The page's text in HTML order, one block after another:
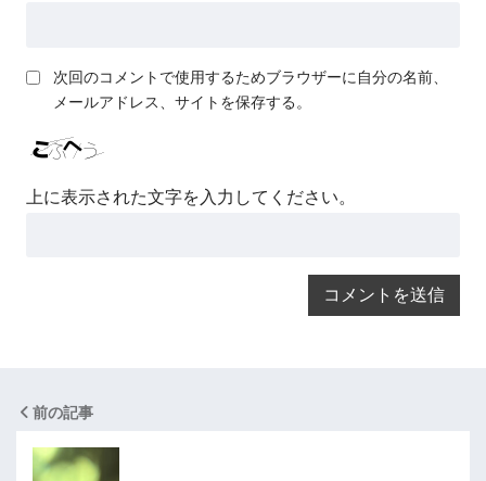
次回のコメントで使用するためブラウザーに自分の名前、
メールアドレス、サイトを保存する。
上に表示された文字を入力してください。
前の記事